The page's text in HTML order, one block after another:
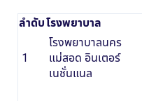
ลำดับโรงพยาบาล
1
โรงพยาบาลนคร
แม่สอด อินเตอร์
เนชั่นแนล